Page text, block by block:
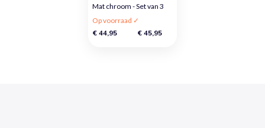
Mat chroom - Set van 3
Op voorraad ✓
€ 44,95 € 45,95